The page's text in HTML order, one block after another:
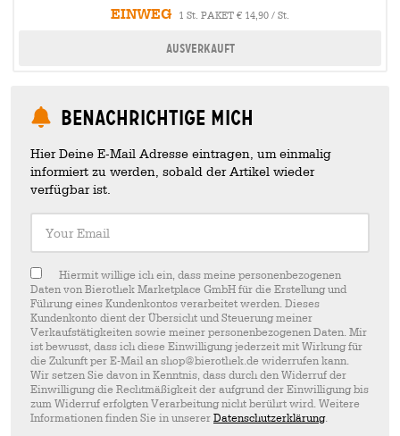
EINWEG 1 St. PAKET € 14,90 / St.
Ausverkauft
Benachrichtige mich
Hier Deine E-Mail Adresse eintragen, um einmalig
informiert zu werden, sobald der Artikel wieder
verfügbar ist.
Your Email
Hiermit willige ich ein, dass meine personenbezogenen
Daten von Bierothek Marketplace GmbH für die Erstellung und
Führung eines Kundenkontos verarbeitet werden. Dieses
Kundenkonto dient der Übersicht und Steuerung meiner
Verkaufstätigkeiten sowie meiner personenbezogenen Daten. Mir
ist bewusst, dass ich diese Einwilligung jederzeit mit Wirkung für
die Zukunft per E-Mail an shop@bierothek.de widerrufen kann.
Wir setzen Sie davon in Kenntnis, dass durch den Widerruf der
Einwilligung die Rechtmäßigkeit der aufgrund der Einwilligung bis
zum Widerruf erfolgten Verarbeitung nicht berührt wird. Weitere
Informationen finden Sie in unserer Datenschutzerklärung.